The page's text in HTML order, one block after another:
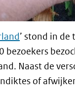
’ stond in
bezoekers
Naast de
of